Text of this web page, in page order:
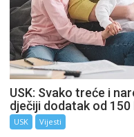
USK: Svako treće i
dječiji dodatak od 150
USK Vijesti